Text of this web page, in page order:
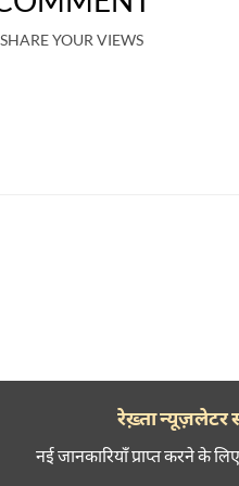
SHARE YOUR VIEWS
रेख़्ता न्यूज़लेटर
नई जानकारियाँ प्राप्त करने के